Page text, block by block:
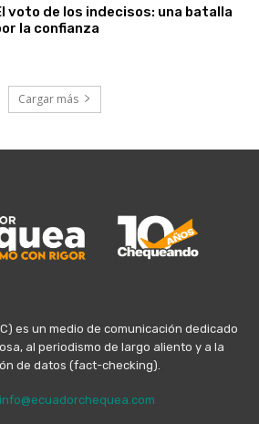
voto de los indecisos: una batalla
la confianza
Cargar más
es un medio de comunicación dedicado
al periodismo de largo aliento y a la
de datos (fact-checking).
info@ecuadorchequea.com